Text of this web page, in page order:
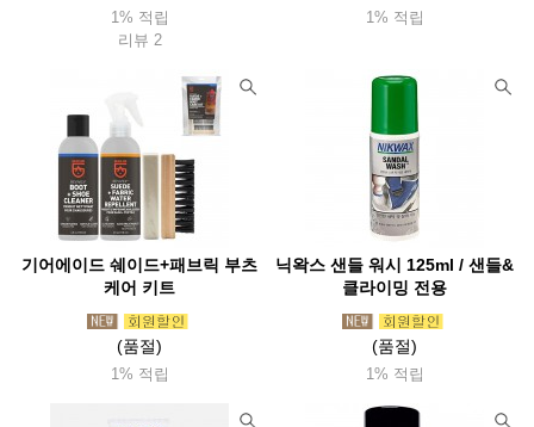
1% 적립
리뷰 2
1% 적립
기어에이드 쉐이드+패브릭 부츠
케어 키트
(품절)
1% 적립
닉왁스 샌들 워시 125ml / 샌들&
클라이밍 전용
(품절)
1% 적립